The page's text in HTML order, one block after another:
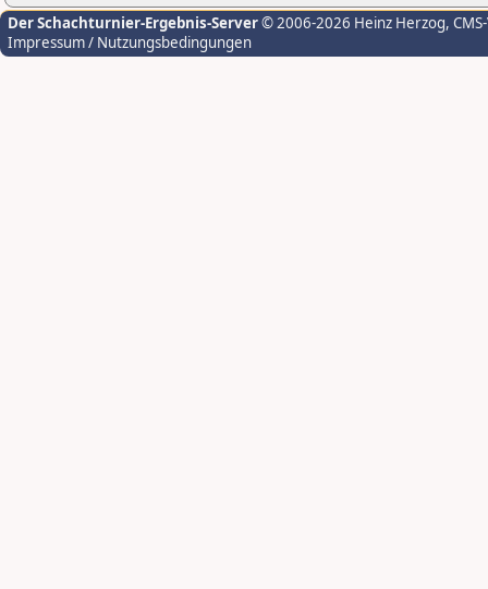
Der Schachturnier-Ergebnis-Server© 2006-2026 Heinz Herzog,
Impressum / Nutzungsbedingungen